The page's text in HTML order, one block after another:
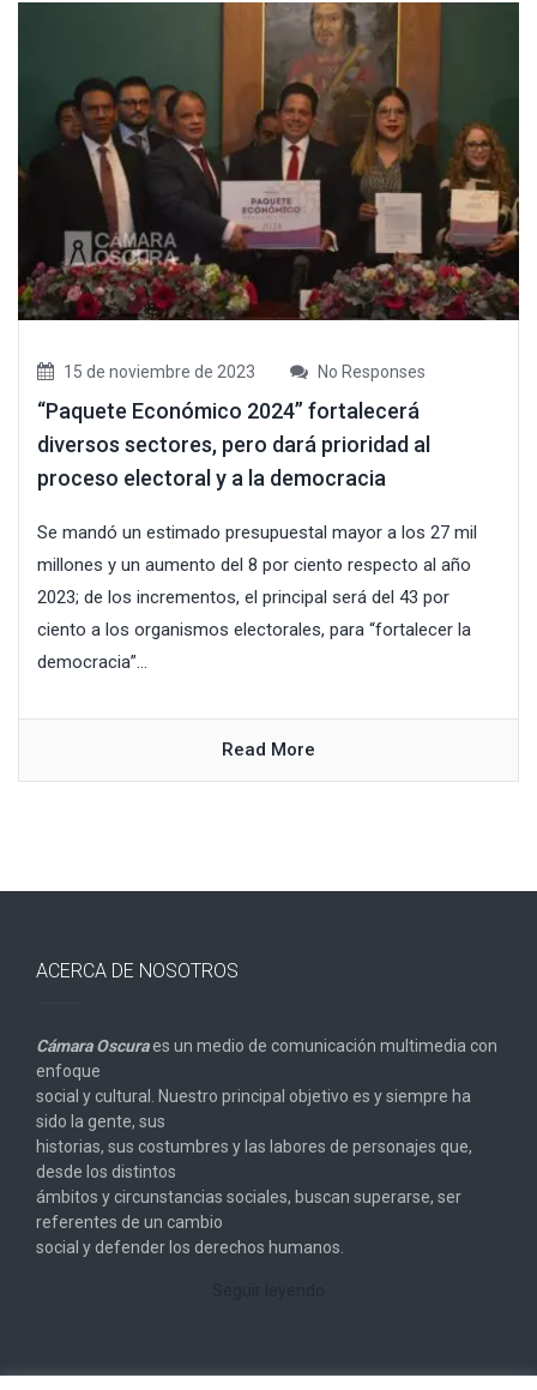
15 de noviembre de 2023 No Responses
“Paquete Económico 2024” fortalecerá
diversos sectores, pero dará prioridad al
proceso electoral y a la democracia
Se mandó un estimado presupuestal mayor a los 27 mil
millones y un aumento del 8 por ciento respecto al año
2023; de los incrementos, el principal será del 43 por
ciento a los organismos electorales, para “fortalecer la
democracia”...
Read More
ACERCA DE NOSOTROS
Cámara Oscuraes un medio de comunicación multimedia con
enfoque
social y cultural. Nuestro principal objetivo es y siempre ha
sido la gente, sus
historias, sus costumbres y las labores de personajes que,
desde los distintos
ámbitos y circunstancias sociales, buscan superarse, ser
referentes de un cambio
social y defender los derechos humanos.